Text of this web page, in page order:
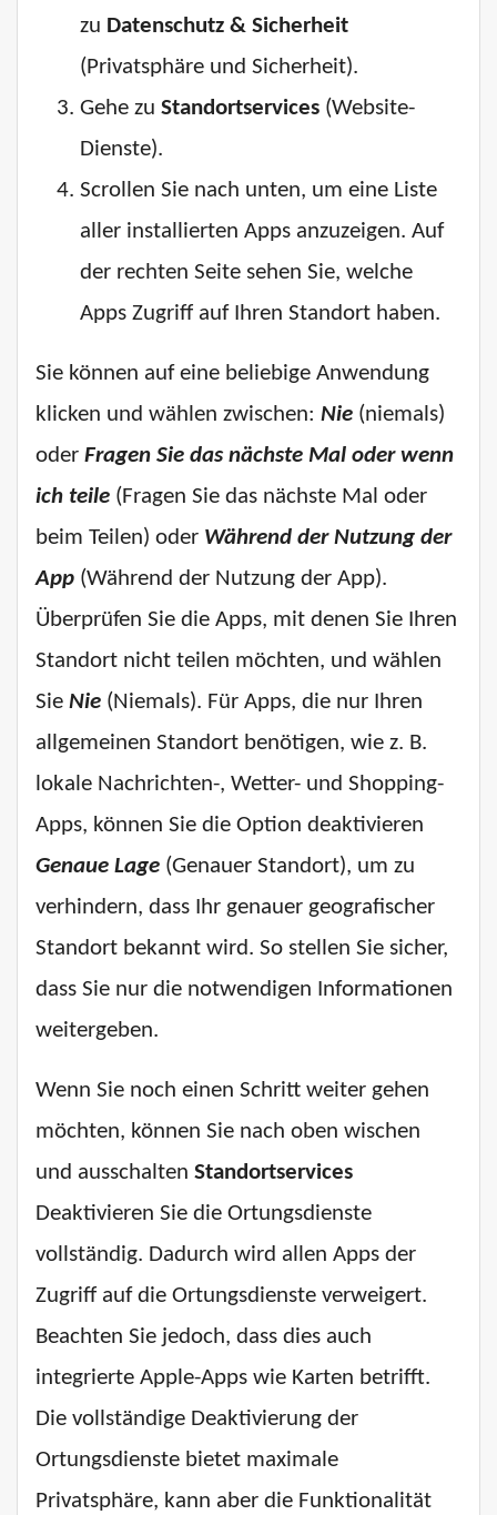
zu Datenschutz & Sicherheit
(Privatsphäre und Sicherheit).
Gehe zu Standortservices (Website-
Dienste).
Scrollen Sie nach unten, um eine Liste
aller installierten Apps anzuzeigen. Auf
der rechten Seite sehen Sie, welche
Apps Zugriff auf Ihren Standort haben.
Sie können auf eine beliebige Anwendung
klicken und wählen zwischen: Nie (niemals)
oder Fragen Sie das nächste Mal oder wenn
ich teile (Fragen Sie das nächste Mal oder
beim Teilen) oder Während der Nutzung der
App (Während der Nutzung der App).
Überprüfen Sie die Apps, mit denen Sie Ihren
Standort nicht teilen möchten, und wählen
Sie Nie (Niemals). Für Apps, die nur Ihren
allgemeinen Standort benötigen, wie z. B.
lokale Nachrichten-, Wetter- und Shopping-
Apps, können Sie die Option deaktivieren
Genaue Lage (Genauer Standort), um zu
verhindern, dass Ihr genauer geografischer
Standort bekannt wird. So stellen Sie sicher,
dass Sie nur die notwendigen Informationen
weitergeben.
Wenn Sie noch einen Schritt weiter gehen
möchten, können Sie nach oben wischen
und ausschalten Standortservices
Deaktivieren Sie die Ortungsdienste
vollständig. Dadurch wird allen Apps der
Zugriff auf die Ortungsdienste verweigert.
Beachten Sie jedoch, dass dies auch
integrierte Apple-Apps wie Karten betrifft.
Die vollständige Deaktivierung der
Ortungsdienste bietet maximale
Privatsphäre, kann aber die Funktionalität